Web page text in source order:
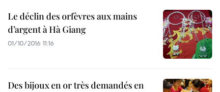
Le déclin des orfèvres aux mains
d’argent à Hà Giang
01/10/2016 11:16
Des bijoux en or très demandés en